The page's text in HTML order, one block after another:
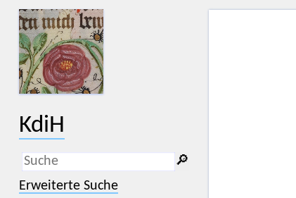
KdiH
_
(der Unterstrich) ist Platzhalter für
genau ein Zeichen.
🔎︎
Erweiterte Suche